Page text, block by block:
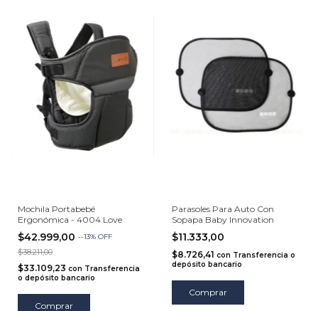
Mochila Portabebé
Ergonómica - 4004 Love
$42.999,00 --13% OFF
$38.211,00
$33.109,23 con Transferencia
o depósito bancario
Comprar
Parasoles Para Auto Con
Sopapa Baby Innovation
$11.333,00
$8.726,41 con Transferencia o
depósito bancario